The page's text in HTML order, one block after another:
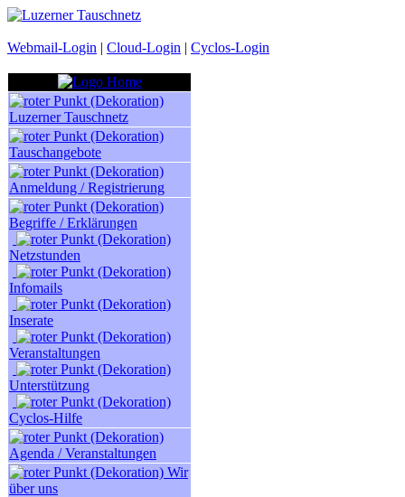
Webmail-Login | Cloud-Login | Cyclos-Login
Luzerner Tauschnetz
Tauschangebote
Anmeldung / Registrierung
Begriffe / Erklärungen
Netzstunden
Infomails
Inserate
Veranstaltungen
Unterstützung
Cyclos-Hilfe
Agenda / Veranstaltungen
Wir
über uns